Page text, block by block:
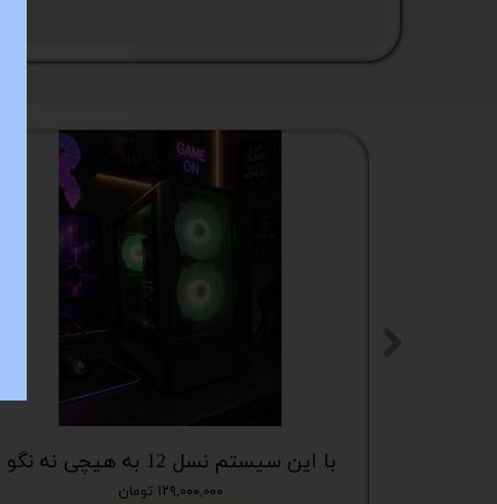
با این سیستم نسل 12 به هیچی نه نگو
۱۲۹,۰۰۰,۰۰۰ تومان